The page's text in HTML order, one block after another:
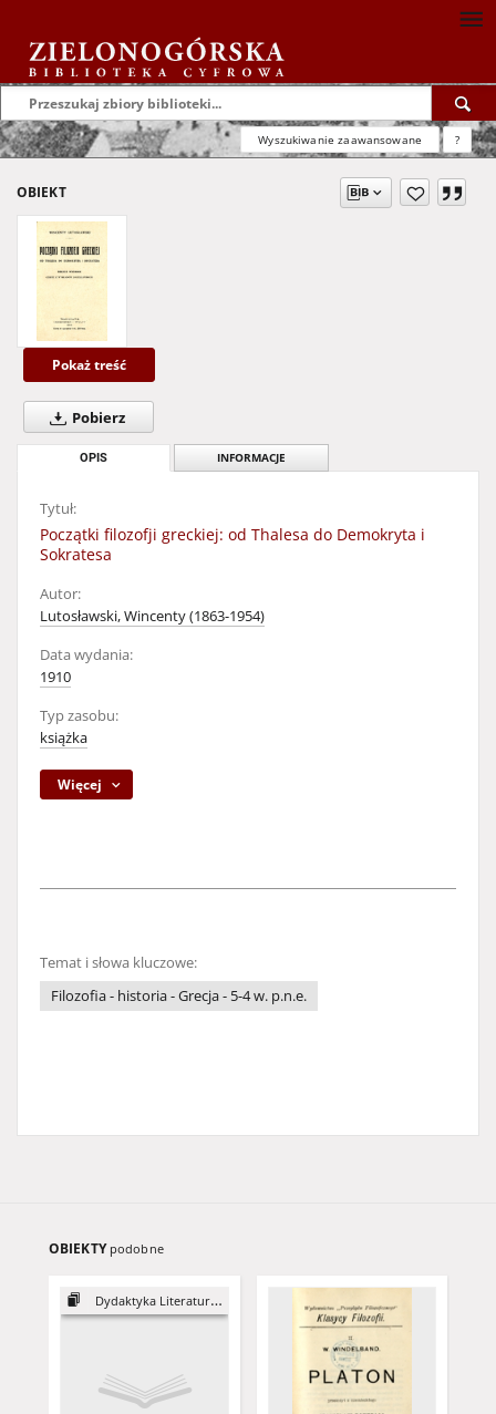
Wyszukiwanie zaawansowane ?
OBIEKT
Pokaż treść
Pobierz
OPIS INFORMACJE
Tytuł:
Początki filozofji greckiej: od Thalesa do Demokryta i
Sokratesa
Autor:
Lutosławski, Wincenty (1863-1954)
Data wydania:
1910
Typ zasobu:
książka
Więcej
Temat i słowa kluczowe:
Filozofia - historia - Grecja - 5-4 w. p.n.e.
OBIEKTY podobne
Dydaktyka Literatury, 16